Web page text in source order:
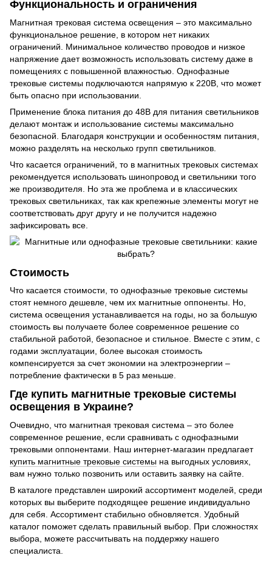
Функциональность и ограничения
Магнитная трековая система освещения – это максимально
функциональное решение, в котором нет никаких
ограничений. Минимальное количество проводов и низкое
напряжение дает возможность использовать систему даже в
помещениях с повышенной влажностью. Однофазные
трековые системы подключаются напрямую к 220В, что может
быть опасно при использовании.
Применение блока питания до 48В для питания светильников
делают монтаж и использование системы максимально
безопасной. Благодаря конструкции и особенностям питания,
можно разделять на несколько групп светильников.
Что касается ограничений, то в магнитных трековых системах
рекомендуется использовать шинопровод и светильники того
же производителя. Но эта же проблема и в классических
трековых светильниках, так как крепежные элементы могут не
соответствовать друг другу и не получится надежно
зафиксировать все.
Стоимость
Что касается стоимости, то однофазные трековые системы
стоят немного дешевле, чем их магнитные оппоненты. Но,
система освещения устанавливается на годы, но за большую
стоимость вы получаете более современное решение со
стабильной работой, безопасное и стильное. Вместе с этим, с
годами эксплуатации, более высокая стоимость
компенсируется за счет экономии на электроэнергии –
потребление фактически в 5 раз меньше.
Где купить магнитные трековые системы
освещения в Украине?
Очевидно, что магнитная трековая система – это более
современное решение, если сравнивать с однофазными
трековыми оппонентами. Наш интернет-магазин предлагает
купить магнитные трековые системы на выгодных условиях,
вам нужно только позвонить или оставить заявку на сайте.
В каталоге представлен широкий ассортимент моделей, среди
которых вы выберите подходящее решение индивидуально
для себя. Ассортимент стабильно обновляется. Удобный
каталог поможет сделать правильный выбор. При сложностях
выбора, можете рассчитывать на поддержку нашего
специалиста.